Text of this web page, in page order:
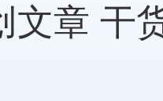
文章 干